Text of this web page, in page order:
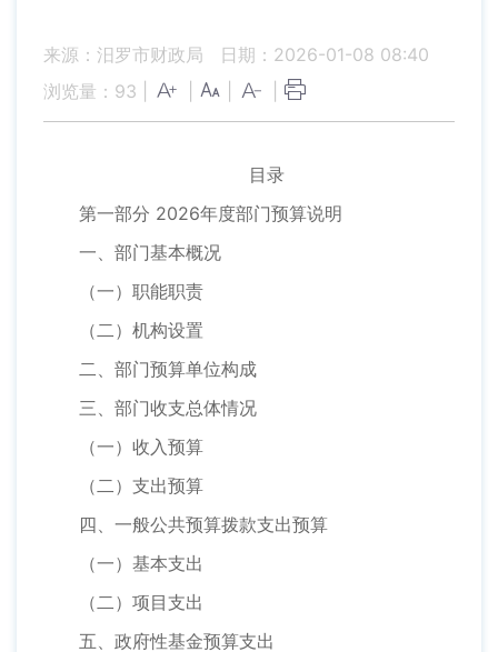
来源：汨罗市财政局
日期：2026-01-08 08:40
浏览量： 93
目录
第一部分 2026年度部门预算说明
一、部门基本概况
（一）职能职责
（二）机构设置
二、部门预算单位构成
三、部门收支总体情况
（一）收入预算
（二）支出预算
四、一般公共预算拨款支出预算
（一）基本支出
（二）项目支出
五、政府性基金预算支出